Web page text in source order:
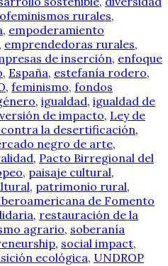
rurales,
, empoderamiento
, emprendedoras rurales,
de inserción, enfoque
, España, estefanía rodero,
, feminismo, fondos
, igualdad, igualdad de
de impacto, Ley de
contra la desertificación,
negro de arte,
, Pacto Birregional del
, paisaje cultural,
, patrimonio rural,
de Fomento
, restauración de la
agrario, soberanía
, social impact,
ecológica, UNDROP